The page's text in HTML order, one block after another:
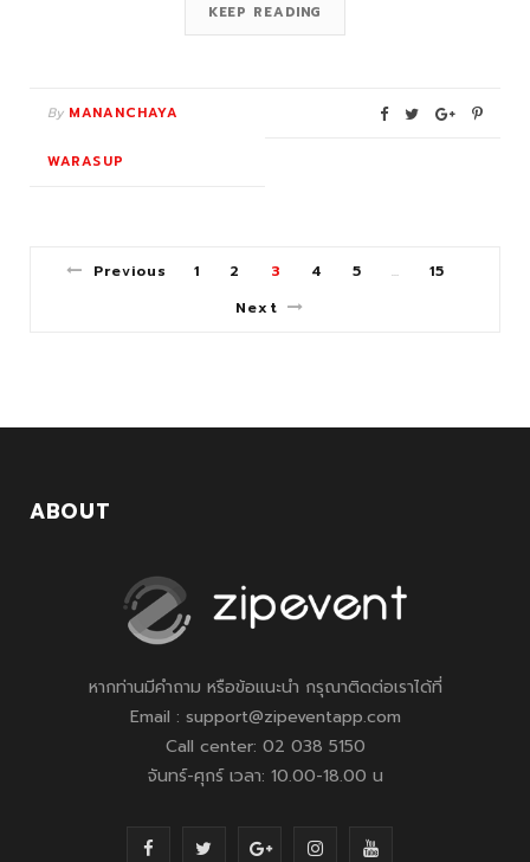
KEEP READING
By MANANCHAYA
WARASUP
Previous 1 2 3 4 5 …
15
Next
ABOUT
หากท่านมีคำถาม หรือข้อแนะนำ กรุณาติดต่อเราได้ที่
Email : support@zipeventapp.com
Call center: 02 038 5150
จันทร์-ศุกร์ เวลา: 10.00-18.00 น
F
G
I
Y